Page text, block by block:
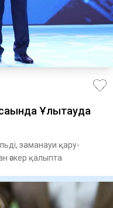
Ұлытауда
заманауи қару-
әскер қалыпта